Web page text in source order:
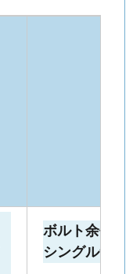
ボルト余長
シングルナッ